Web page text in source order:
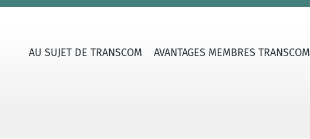
AU SUJET DE TRANSCOM AVANTAGES MEMBRES TRANSCOM